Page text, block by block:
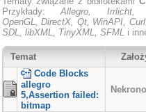
Przykłady:Allegro, Irrlicht,
OpenGL, DirectX, Qt, WinAPI,
SDL, libXML, TinyXML, SFML i
Temat
Code Blocks
allegro
5,Assertion failed:
bitmap